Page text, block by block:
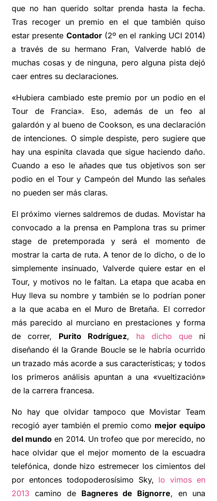
que no han querido soltar prenda hasta la fecha.
Tras recoger un premio en el que también quiso
estar presente Contador(2º en el ranking UCI 2014)
a través de su hermano Fran, Valverde habló de
muchas cosas y de ninguna, pero alguna pista dejó
caer entres su declaraciones.
«Hubiera cambiado este premio por un podio en el
Tour de Francia». Eso, además de un feo al
galardón y al bueno de Cookson, es una declaración
de intenciones. O simple despiste, pero sugiere que
hay una espinita clavada que sigue haciendo daño.
Cuando a eso le añades que tus objetivos son ser
podio en el Tour y Campeón del Mundo las señales
no pueden ser más claras.
El próximo viernes saldremos de dudas. Movistar ha
convocado a la prensa en Pamplona tras su primer
stage de pretemporada y será el momento de
mostrar la carta de ruta. A tenor de lo dicho, o de lo
simplemente insinuado, Valverde quiere estar en el
Tour, y motivos no le faltan. La etapa que acaba en
Huy lleva su nombre y también se lo podrían poner
a la que acaba en el Muro de Bretaña. El corredor
más parecido al murciano en prestaciones y forma
de correr, Purito Rodríguez, ha dicho que ni
diseñando él la Grande Boucle se le habría ocurrido
un trazado más acorde a sus características; y todos
los primeros análisis apuntan a una «vueltización»
de la carrera francesa.
No hay que olvidar tampoco que Movistar Team
recogió ayer también el premio como mejor equipo
del mundo en 2014. Un trofeo que por merecido, no
hace olvidar que el mejor momento de la escuadra
telefónica, donde hizo estremecer los cimientos del
por entonces todopoderosísimo Sky, lo vimos en
2013 camino de Bagneres de Bignorre, en una